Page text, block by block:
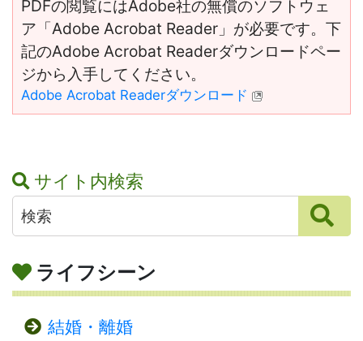
PDFの閲覧にはAdobe社の無償のソフトウェ
ア「Adobe Acrobat Reader」が必要です。下
記のAdobe Acrobat Readerダウンロードペー
ジから入手してください。
Adobe Acrobat Readerダウンロード
サイト内検索
ライフシーン
結婚・離婚